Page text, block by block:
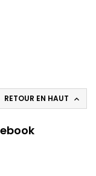
RETOUR EN HAUT 